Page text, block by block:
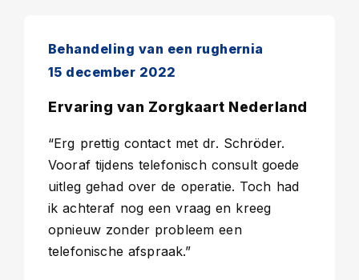
Behandeling van een rughernia
15 december 2022
Ervaring van Zorgkaart Nederland
“Erg prettig contact met dr. Schröder.
Vooraf tijdens telefonisch consult goede
uitleg gehad over de operatie. Toch had
ik achteraf nog een vraag en kreeg
opnieuw zonder probleem een
telefonische afspraak.”